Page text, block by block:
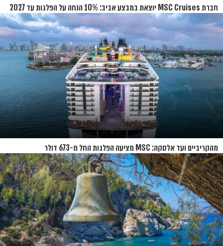
חברת MSC Cruises יוצאת במבצע אביב: 10% הנחה על הפלגות עד 2027
מהקריביים ועד אלסקה: MSC מציעה הפלגות החל מ-673 דולר